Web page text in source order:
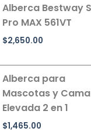
Alberca Bestway
Pro MAX 561VT
$2,650.00
Alberca para
Mascotas y Cama
Elevada 2 en 1
$1,465.00